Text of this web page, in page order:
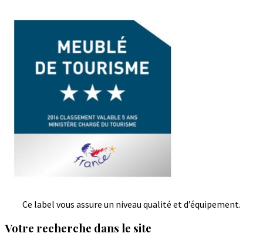
Ce label vous assure un niveau qualité et d’équipement.
Votre recherche dans le site